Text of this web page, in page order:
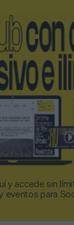
y accede sin
eventos para